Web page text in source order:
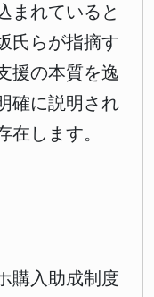
まれていると
氏らが指摘す
援の本質を逸
確に説明され
します。
購入助成制度